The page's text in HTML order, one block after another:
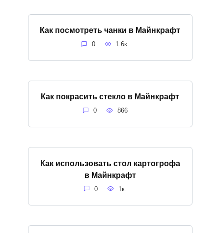
Как посмотреть чанки в Майнкрафт
0 1.6к.
Как покрасить стекло в Майнкрафт
0 866
Как использовать стол картогрофа
в Майнкрафт
0 1к.